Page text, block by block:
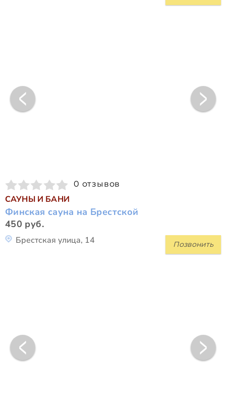
0 отзывов
САУНЫ И БАНИ
Финская сауна на Брестской
450 руб.
Позвонить
Брестская улица, 14